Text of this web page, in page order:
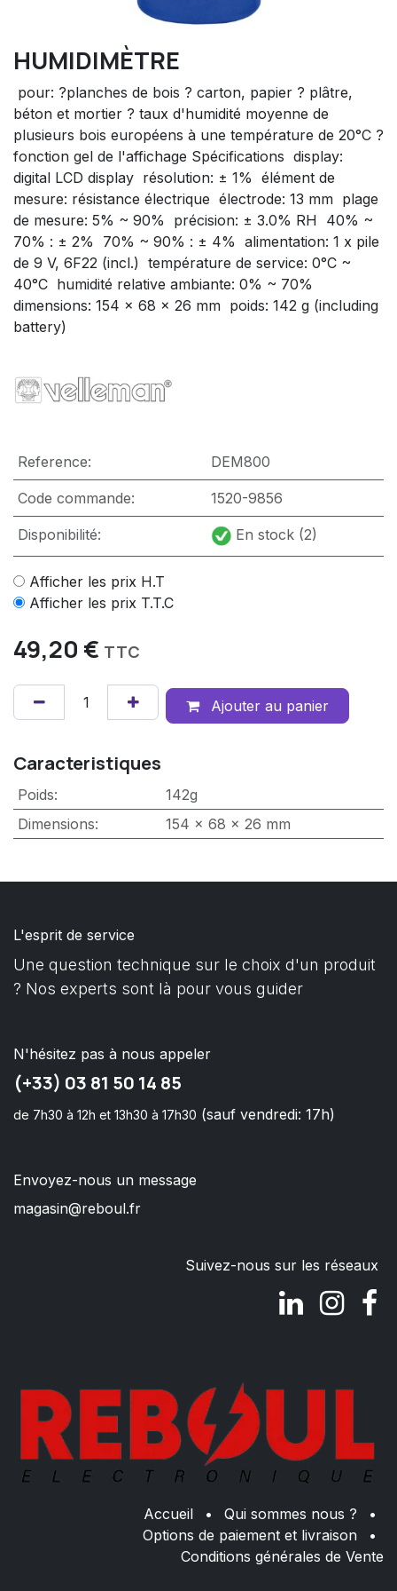
HUMIDIMÈTRE
 pour: ?planches de bois ? carton, papier ? plâtre,
béton et mortier ? taux d'humidité moyenne de
plusieurs bois européens à une température de 20°C ?
fonction gel de l'affichage Spécifications  display:
digital LCD display  résolution: ± 1%  élément de
mesure: résistance électrique  électrode: 13 mm  plage
de mesure: 5% ~ 90%  précision: ± 3.0% RH  40% ~
70% : ± 2%  70% ~ 90% : ± 4%  alimentation: 1 x pile
de 9 V, 6F22 (incl.)  température de service: 0°C ~
40°C  humidité relative ambiante: 0% ~ 70% 
dimensions: 154 x 68 x 26 mm  poids: 142 g (including
battery)
Reference: DEM800
Code commande: 1520-9856
Disponibilité: En stock (2)
Afficher les prix H.T
Afficher les prix T.T.C
49,20 € TTC
Ajouter au panier
Caracteristiques
Poids:
142g
Dimensions: 154 x 68 x 26 mm
L'esprit de service
Une question technique sur le choix d'un produit
? Nos experts sont là pour vous guider
N'hésitez pas à nous appeler
(+33) 03 81 50 14 85
de 7h30 à 12h et 13h30 à 17h30 (sauf vendredi: 17h)
Envoyez-nous un message
magasin@reboul.fr
Suivez-nous sur les réseaux
Accueil • Qui sommes nous ?
•
Options de paiement et livraison
•
Conditions générales de Vente